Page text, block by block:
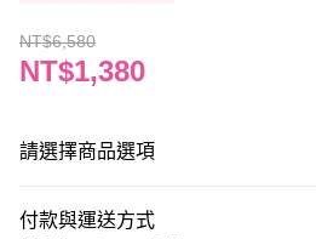
NT$6,580
NT$1,380
請選擇商品選項
付款與運送方式